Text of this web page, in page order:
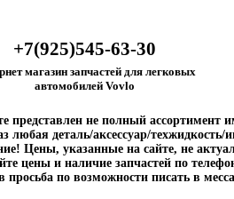
+7(925)545-63-30
магазин запчастей для легковых
автомобилей Vovlo
представлен не полный ассортимент
любая деталь/аксессуар/техжидкость/
Цены, указанные на сайте, не
цены и наличие запчастей по
просьба по возможности писать в